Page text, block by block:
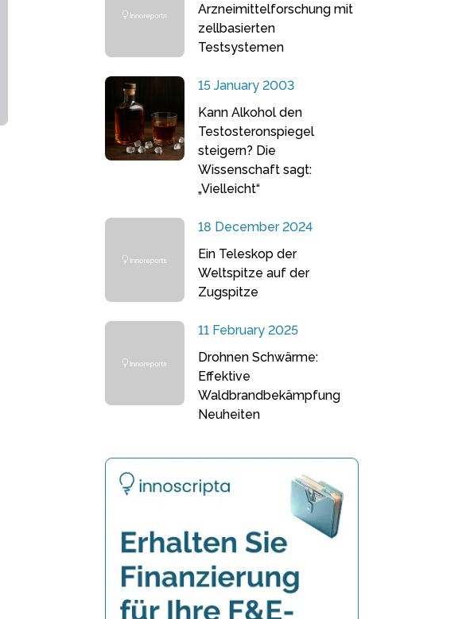
Arzneimittelforschung mit
zellbasierten
Testsystemen
15 January 2003
Kann Alkohol den
Testosteronspiegel
steigern? Die
Wissenschaft sagt:
„Vielleicht“
18 December 2024
Ein Teleskop der
Weltspitze auf der
Zugspitze
11 February 2025
Drohnen Schwärme:
Effektive
Waldbrandbekämpfung
Neuheiten